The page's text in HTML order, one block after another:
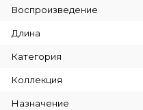
Воспроизведение
Длина
Категория
Коллекция
Назначение